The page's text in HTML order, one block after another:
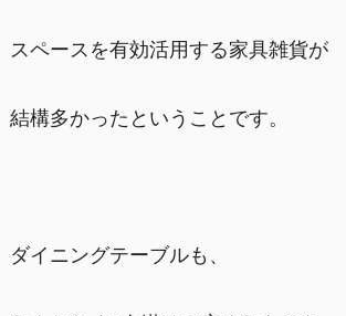
スペースを有効活用する家具雑貨が
結構多かったということです。
ダイニングテーブルも、